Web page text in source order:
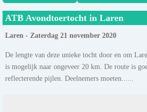
ATB Avondtoertocht in Laren
Laren - Zaterdag 21 november 2020
De lengte van deze unieke tocht door en om
is mogelijk naar ongeveer 20 km. De route is
reflecterende pijlen. Deelnemers moeten......